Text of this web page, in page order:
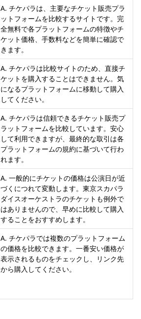
A. チケパラは、主要なチケット販売プラ
ットフォームを比較するサイトです。完
全無料で各プラットフォームの特徴やチ
ケット価格、手数料などを簡単に確認で
きます。
A. チケパラは比較サイトのため、直接チ
ケットを購入することはできません。気
になるプラットフォームに移動して購入
してください。
A. チケパラは信頼できるチケット販売プ
ラットフォームを比較しています。安心
して利用できますが、最終的な取引は各
プラットフォームの規約に基づいて行わ
れます。
A. 一般的にチケットの価格は公演日が近
づくにつれて変動します。東京スカパラ
ダイスオーケストラのチケットも例外で
はありませんので、早めに比較して購入
することをおすすめします。
A. チケパラでは複数のプラットフォーム
の価格を比較できます。一番安い価格が
表示されるものをチェックし、リンク先
から購入してください。